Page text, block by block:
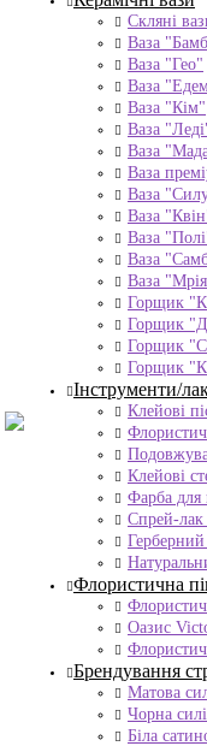
Скляні
Ваза
Ваза "Гео"
Ваза
Ваза "Кім"
Ваза
Ваза
Ваза
Ваза
Ваза
Ваза
Ваза
Ваза
Горщик
Горщик
Горщик
Горщик
Інструменти/
Клейові
Клейові
Фарба для
Спрей-лак
Герберний
Флористична
Оазис
Брендування
Матова
Чорна
Біла